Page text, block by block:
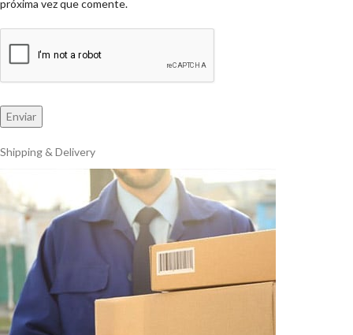
próxima vez que comente.
Shipping & Delivery